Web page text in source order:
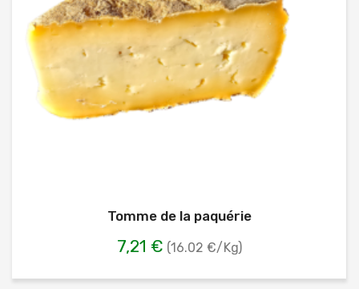
Tomme de la paquérie
7,21 € (16.02 €/Kg)